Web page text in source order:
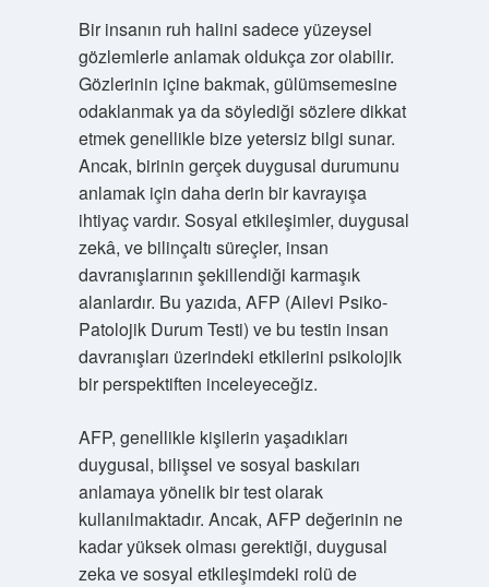
Bir insanın ruh halini sadece yüzeysel
gözlemlerle anlamak oldukça zor olabilir.
Gözlerinin içine bakmak, gülümsemesine
odaklanmak ya da söylediği sözlere dikkat
etmek genellikle bize yetersiz bilgi sunar.
Ancak, birinin gerçek duygusal durumunu
anlamak için daha derin bir kavrayışa
ihtiyaç vardır. Sosyal etkileşimler, duygusal
zekâ, ve bilinçaltı süreçler, insan
davranışlarının şekillendiği karmaşık
alanlardır. Bu yazıda, AFP (Ailevi Psiko-
Patolojik Durum Testi) ve bu testin insan
davranışları üzerindeki etkilerini psikolojik
bir perspektiften inceleyeceğiz.
AFP, genellikle kişilerin yaşadıkları
duygusal, bilişsel ve sosyal baskıları
anlamaya yönelik bir test olarak
kullanılmaktadır. Ancak, AFP değerinin ne
kadar yüksek olması gerektiği, duygusal
zeka ve sosyal etkileşimdeki rolü de